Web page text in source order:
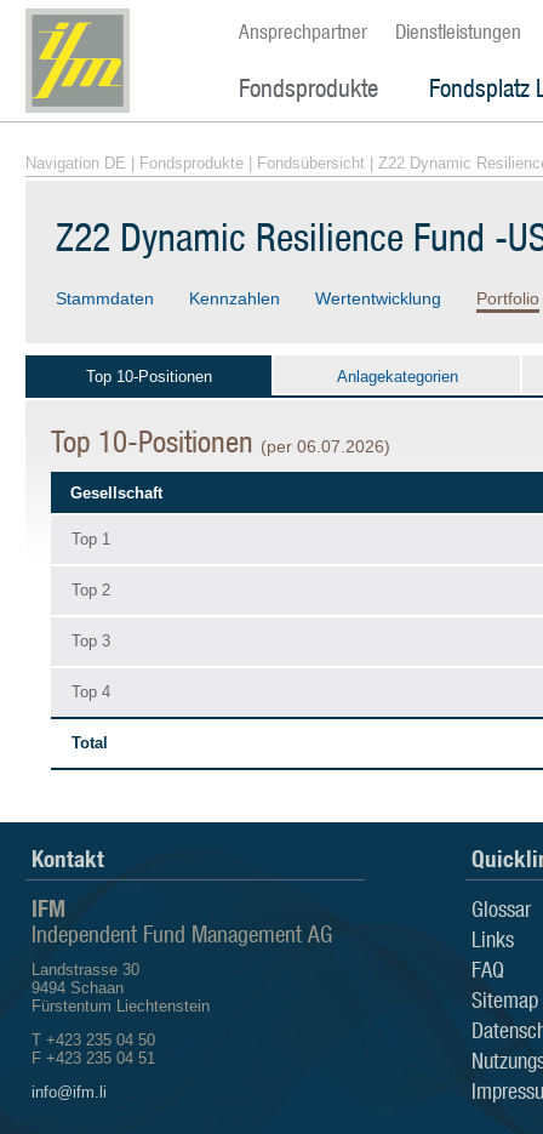
Ansprechpartner Dienstleistungen
Fondsprodukte Fondsplatz
Navigation DE Fondsprodukte Fondsübersicht | Z22 Dynamic
Z22 Dynamic Resilience Fund -
Stammdaten Kennzahlen Wertentwicklung Portfolio
Top 10-Positionen Anlagekategorien
Top 10-Positionen (per 06.07.2026)
Gesellschaft
Top 1
Top 2
Top 3
Top 4
Total
Kontakt
IFM
Independent Fund Management AG
Landstrasse 30
9494 Schaan
Fürstentum Liechtenstein
T +423 235 04 50
F +423 235 04 51
info@ifm.li
Glossar
Links
FAQ
Sitemap